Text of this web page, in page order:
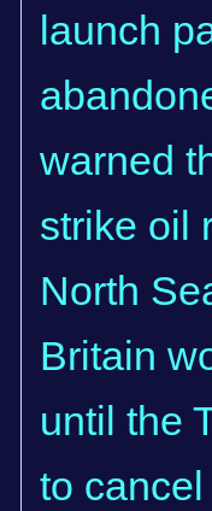
launch
warned
strike oil
North
Britain
until the
to